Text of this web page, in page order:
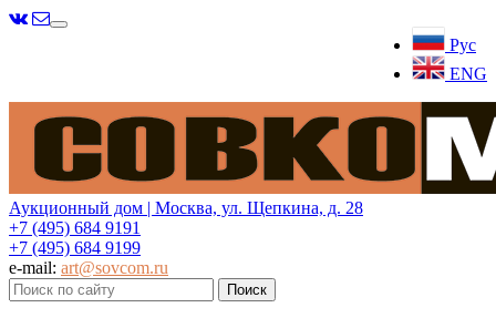
Рус
ENG
Меню
Аукционный дом | Москва, ул. Щепкина, д. 28
+7 (495) 684 9191
+7 (495) 684 9199
e-mail: art@sovcom.ru